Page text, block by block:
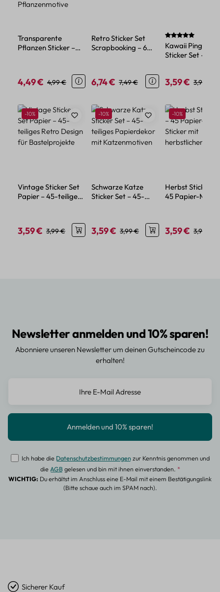
Transparente
Pflanzen Sticker –
Verkaufspreis:
4,49 € Regulärer Preis:
4,99 €
Retro Sticker Set
Scrapbooking – 6
Verkaufspreis:
6,74 € Regulärer Preis:
7,49 €
Kawaii Pinguin
Sticker Set – 45
Design
Verkaufspreis:
3,59 € 3,99 €
Produktgalerie überspringen
Rabatt
-10%
Vintage Sticker Set
Papier – 45-teiliges
Verkaufspreis:
3,59 € Regulärer Preis:
3,99 €
Rabatt
-10%
Schwarze Katze
Sticker Set – 45-
Verkaufspreis:
3,59 € Regulärer Preis:
3,99 €
Rabatt
-10%
Herbst Sticker
45 Papier-Mini-
Verkaufspreis:
3,59 € 3,99 €
Newsletter anmelden und 10% sparen!
Abonniere unseren Newsletter um deinen Gutscheincode zu
erhalten!
Ich habe die Datenschutzbestimmungenzur Kenntnis genommen und
dieAGBgelesen und bin mit ihnen einverstanden. *
WICHTIG: Du erhältst im Anschluss eine E-Mail mit einem Bestätigungslink
(Bitte schaue auch im SPAM nach).
Sicherer Kauf